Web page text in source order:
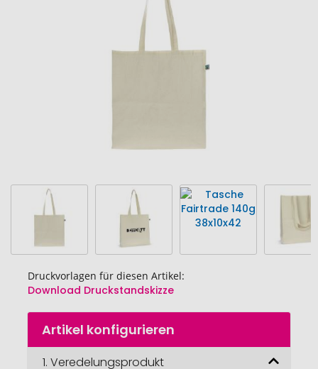
Druckvorlagen für diesen Artikel:
Download Druckstandskizze
Zum
Anfang
Bildgalerie
Artikel konfigurieren
1. Veredelungsprodukt